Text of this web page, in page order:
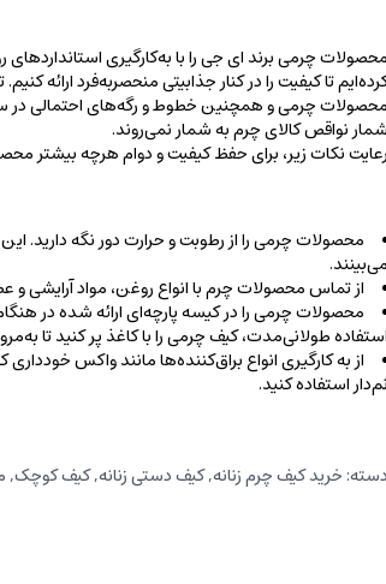
محصولات چرمی برند ای جی را با به‌کارگیری استانداردهای
تا کیفیت را در کنار جذابیتی منحصربه‌فرد ارائه
محصولات چرمی و همچنین خطوط و رگه‌‌های احتمالی در
شمار نواقص کالای چرم به شمار نمی‌روند.
رعایت نکات زیر، برای حفظ کیفیت و دوام هرچه بیشتر
محصولات چرمی را از رطوبت و حرارت دور نگه دارید.
می‌بینند.
از تماس محصولات چرم با انواع روغن‌، مواد آرایشی و
محصولات چرمی را در کیسه‌ پارچه‌ای ارائه شده در
استفاده طولانی‌مدت، کیف‌ چرمی را با کاغذ پر کنید تا
از به کارگیری انواع براق‌کننده‌ها مانند واکس
نم‌دار استفاده کنید.
دسته: خرید کیف چرم زنانه,کیف دستی زنانه,کیف کوچک,